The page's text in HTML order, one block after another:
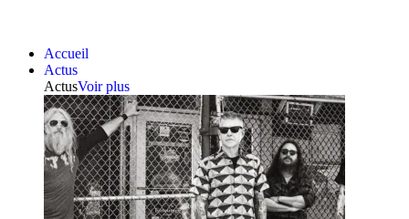
Accueil
Actus
ActusVoir plus